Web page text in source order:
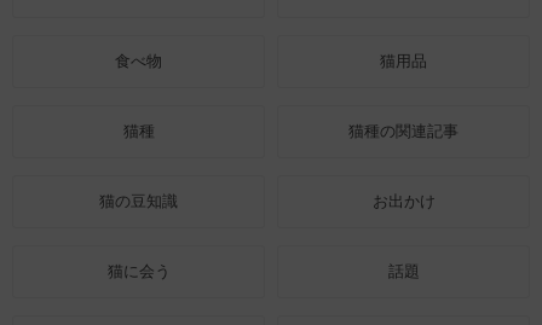
食べ物 猫用品
猫種 猫種の関連記事
猫の豆知識 お出かけ
猫に会う 話題